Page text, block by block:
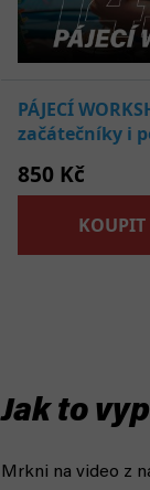
Jak to
Mrkni na video z